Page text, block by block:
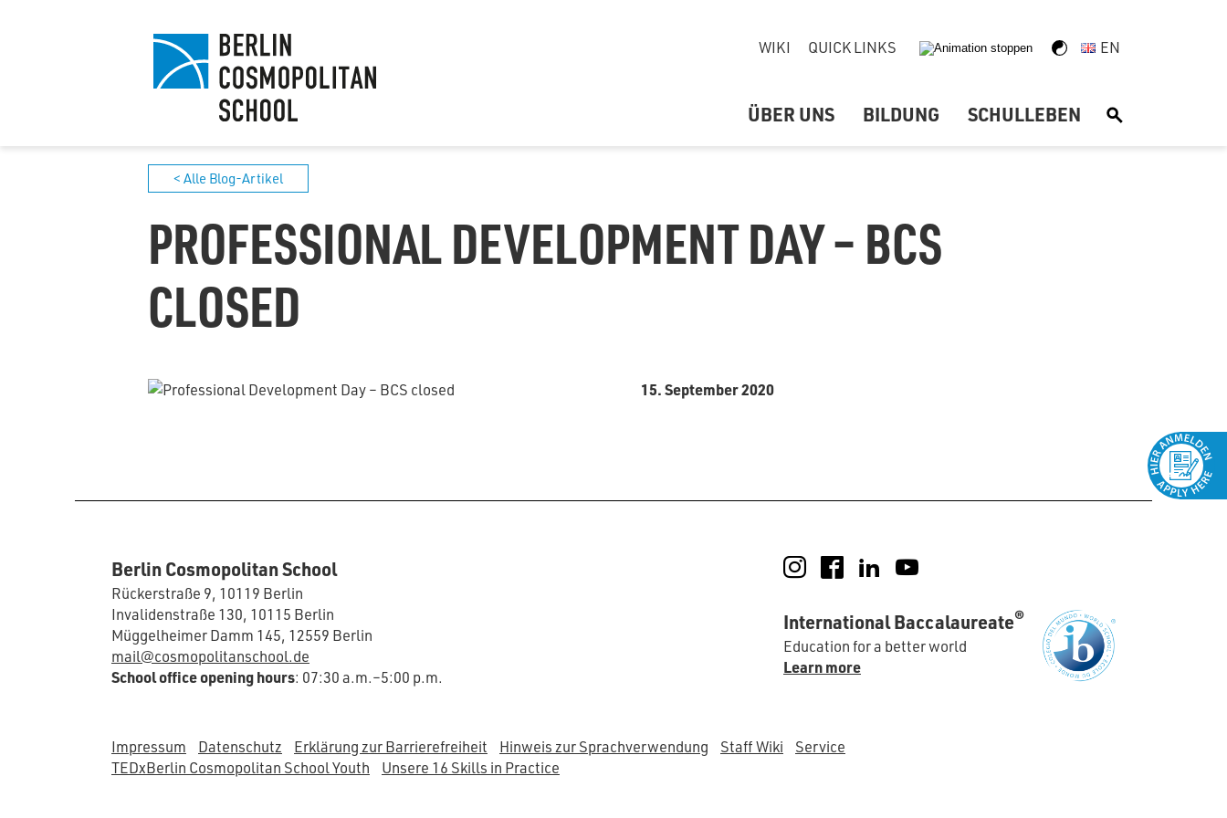
WIKI QUICK LINKS EN
ÜBER UNS BILDUNG SCHULLEBEN S
< Alle Blog-Artikel
PROFESSIONAL DEVELOPMENT DAY – BCS
CLOSED
15. September 2020
Berlin Cosmopolitan School
Rückerstraße 9, 10119 Berlin
Invalidenstraße 130, 10115 Berlin
Müggelheimer Damm 145, 12559 Berlin
mail@cosmopolitanschool.de
School office opening hours: 07:30 a.m.–5:00 p.m.
Instagram
FacebookLinkedIn
International Baccalaureate®
Education for a better world
Learn more
Impressum Datenschutz Erklärung zur Barrierefreiheit Hinweis zur Sprachverwendung Staff Wiki
Service
TEDxBerlin Cosmopolitan School Youth
Unsere 16 Skills in Practice